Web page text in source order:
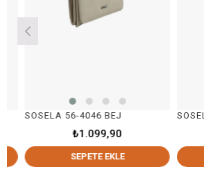
SOSELA 56-4046 BEJ
₺1.099,90
SEPETE EKLE